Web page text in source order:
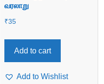
வரலாறு
₹35
Add to cart
Add to Wishlist